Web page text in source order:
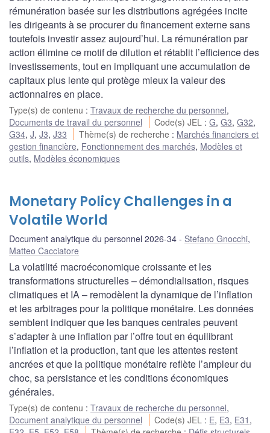
rémunération basée sur les distributions agrégées incite
les dirigeants à se procurer du financement externe sans
toutefois investir assez aujourd’hui. La rémunération par
action élimine ce motif de dilution et rétablit l’efficience des
investissements, tout en impliquant une accumulation de
capitaux plus lente qui protège mieux la valeur des
actionnaires en place.
Type(s) de contenu : Travaux de recherche du personnel,
Documents de travail du personnel
Code(s) JEL :G,G3,G32,
G34, J, J3, J33 Thème(s) de recherche : Marchés financiers et
gestion financière, Fonctionnement des marchés, Modèles et
outils, Modèles économiques
Monetary Policy Challenges in a
Volatile World
Document analytique du personnel 2026-34 Stefano Gnocchi,
Matteo Cacciatore
La volatilité macroéconomique croissante et les
transformations structurelles – démondialisation, risques
climatiques et IA – remodèlent la dynamique de l’inflation
et les arbitrages pour la politique monétaire. Les données
semblent indiquer que les banques centrales peuvent
s’adapter à une inflation par l’offre tout en équilibrant
l’inflation et la production, tant que les attentes restent
ancrées et que la politique monétaire reflète l’ampleur du
choc, sa persistance et les conditions économiques
générales.
Type(s) de contenu : Travaux de recherche du personnel,
Document analytique du personnel
Code(s) JEL : E, E3, E31 ,